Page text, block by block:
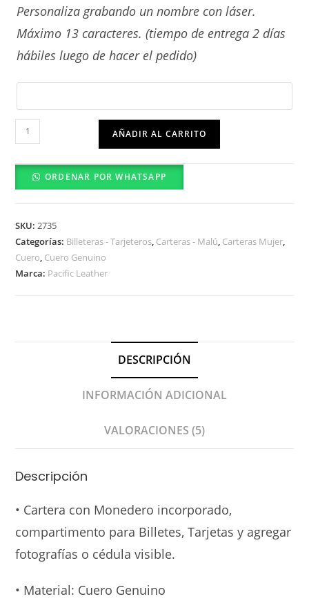
Personaliza grabando un nombre con láser.
Máximo 13 caracteres. (tiempo de entrega 2 días
hábiles luego de hacer el pedido)
Cora
cantidad
AÑADIR AL CARRITO
ORDENAR POR WHATSAPP
SKU:2735
Categorías: Billeteras - Tarjeteros, Carteras - Malú, Carteras Mujer,
Cuero, Cuero Genuino
Marca: Pacific Leather
DESCRIPCIÓN
INFORMACIÓN ADICIONAL
VALORACIONES (5)
Descripción
• Cartera con Monedero incorporado,
compartimento para Billetes, Tarjetas y agregar
fotografías o cédula visible.
• Material: Cuero Genuino